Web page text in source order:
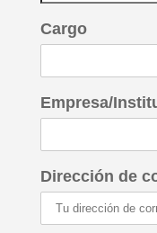
Cargo
Empresa/
Dirección de